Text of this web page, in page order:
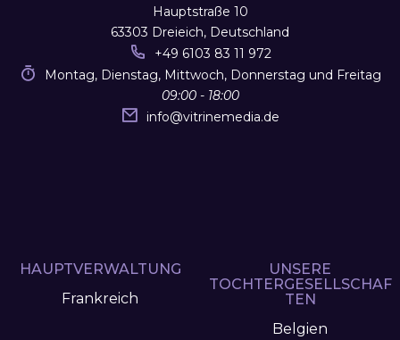
Hauptstraße 10
63303 Dreieich, Deutschland
+49 6103 83 11 972
Montag, Dienstag, Mittwoch, Donnerstag und Freitag
09:00 - 18:00
info@vitrinemedia.de
HAUPTVERWALTUNG
Frankreich
UNSERE
TOCHTERGESELLSCHAF
TEN
Belgien